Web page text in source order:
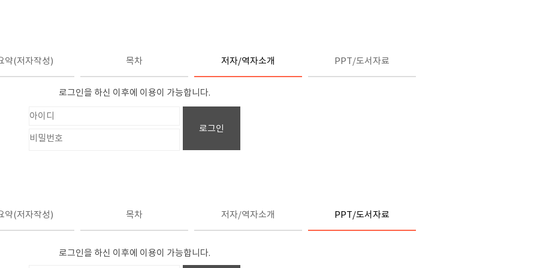
약(저자작성) 목차 저자/역자소개 PPT/도서자료
로그인을 하신 이후에 이용이 가능합니다.
로그인
약(저자작성) 목차 저자/역자소개 PPT/도서자료
로그인을 하신 이후에 이용이 가능합니다.